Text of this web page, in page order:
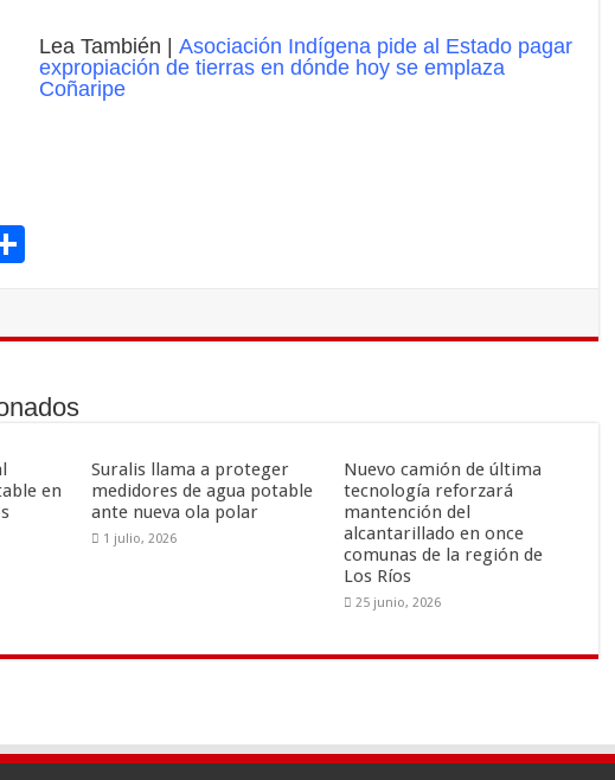
Lea También | Asociación Indígena pide al Estado pagar
expropiación de tierras en dónde hoy se emplaza
Coñaripe
ar
r
en
Suralis llama a proteger
medidores de agua potable
ante nueva ola polar
1 julio, 2026
Nuevo camión de última
tecnología reforzará
mantención del
alcantarillado en once
comunas de la región de
Los Ríos
25 junio, 2026